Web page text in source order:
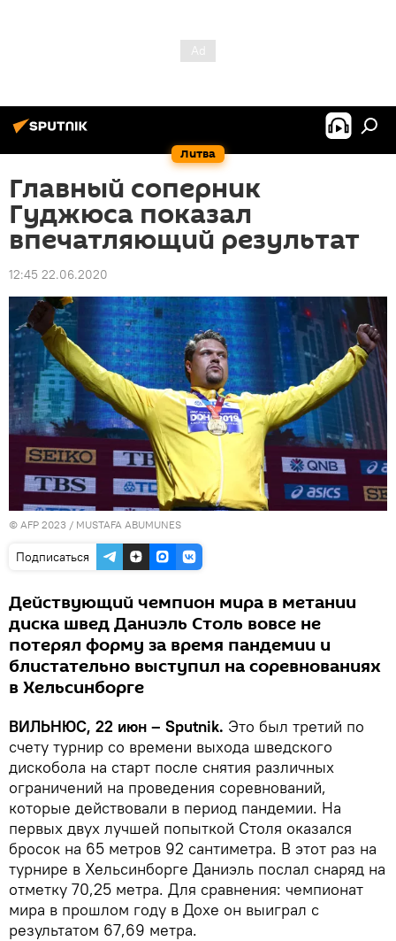
Литва
Главный соперник
Гуджюса показал
впечатляющий результат
12:45 22.06.2020
© AFP 2023 / MUSTAFA ABUMUNES
Подписаться
Действующий чемпион мира в метании
диска швед Даниэль Столь вовсе не
потерял форму за время пандемии и
блистательно выступил на соревнованиях
в Хельсинборге
ВИЛЬНЮС, 22 июн – Sputnik. Это был третий по
счету турнир со времени выхода шведского
дискобола на старт после снятия различных
ограничений на проведения соревнований,
которые действовали в период пандемии. На
первых двух лучшей попыткой Столя оказался
бросок на 65 метров 92 сантиметра. В этот раз на
турнире в Хельсинборге Даниэль послал снаряд на
отметку 70,25 метра. Для сравнения: чемпионат
мира в прошлом году в Дохе он выиграл с
результатом 67,69 метра.